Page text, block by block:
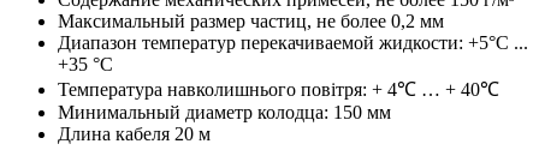
Максимальный размер частиц, не более 0,2 мм
Диапазон температур перекачиваемой жидкости: +5°С ...
+35 °С
Температура навколишнього повітря: + 4℃ … + 40℃
Минимальный диаметр колодца: 150 мм
Длина кабеля 20 м